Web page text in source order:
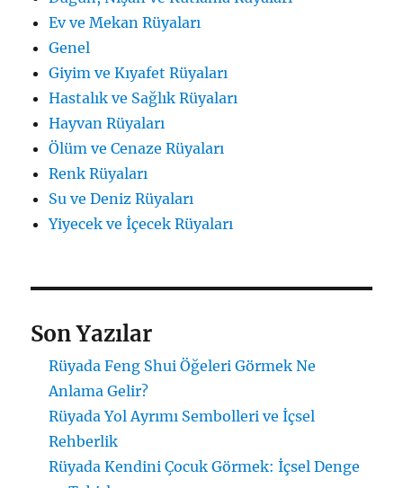
Ev ve Mekan Rüyaları
Genel
Giyim ve Kıyafet Rüyaları
Hastalık ve Sağlık Rüyaları
Hayvan Rüyaları
Ölüm ve Cenaze Rüyaları
Renk Rüyaları
Su ve Deniz Rüyaları
Yiyecek ve İçecek Rüyaları
Son Yazılar
Rüyada Feng Shui Öğeleri Görmek Ne
Anlama Gelir?
Rüyada Yol Ayrımı Sembolleri ve İçsel
Rehberlik
Rüyada Kendini Çocuk Görmek: İçsel Denge